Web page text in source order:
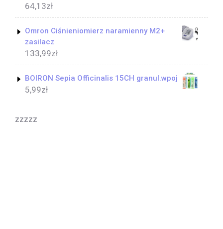
64,13zł
Omron Ciśnieniomierz naramienny M2+
zasilacz
133,99zł
BOIRON Sepia Officinalis 15CH granul.wpoj
5,99zł
zzzzz